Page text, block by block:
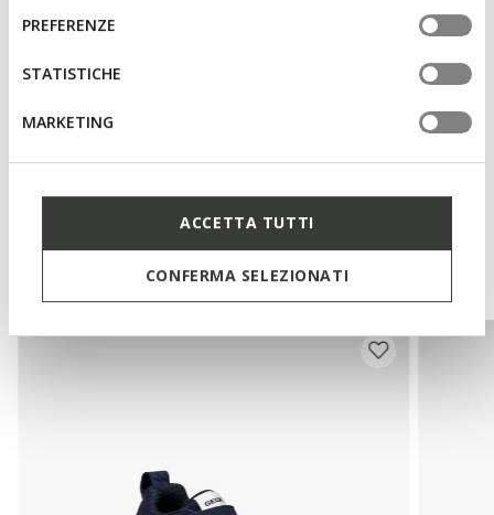
informazioni o per modificare in qualsiasi momento le
tue impostazioni, visita la nostra
consenso
PREFERENZE
STATISTICHE
MARKETING
ACCETTA TUTTI
CONFERMA SELEZIONATI
Slip-on design allows you to slide the foot in swiftly
Technologies
You may also like